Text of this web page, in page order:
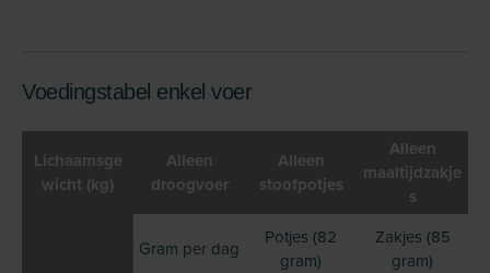
Voedingstabel enkel voer
Lichaamsge
wicht (kg)
Alleen
droogvoer
Alleen
stoofpotjes
Alleen
maaltijdzakje
s
Gram per dag
Potjes (82
gram)
Zakjes (85
gram)